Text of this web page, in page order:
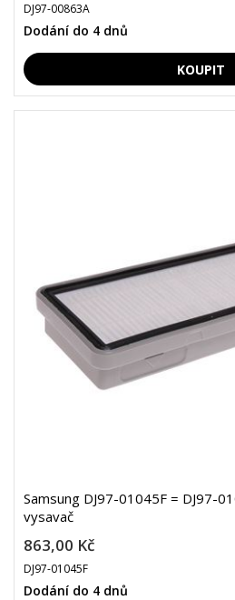
DJ97-00863A
Dodání do 4 dnů
Samsung DJ97-01045F = DJ97-
vysavač
863,00 Kč
DJ97-01045F
Dodání do 4 dnů